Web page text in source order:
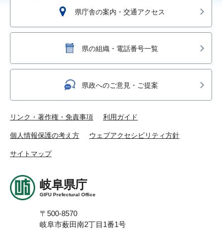
県庁舎の案内・交通アクセス
県の組織・電話番号一覧
県政へのご意見・ご提案
リンク・著作権・免責事項 利用ガイド
個人情報保護の考え方 ウェブアクセシビリティ方針
サイトマップ
岐阜県庁
GIFU Prefectural Office
〒500-8570
岐阜市薮田南2丁目1番1号